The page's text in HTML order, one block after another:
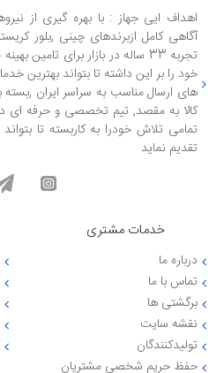
اهداف ایی جهاز : با بهره گیری از
آگاهی کامل ازبرندهای چینی ,بلور
تجربه 33 ساله در بازار برای
خود را بر این داشته تا بتواند بهترین
های ارسال مناسب به سراسر ایران
کالا به مقصد, تیم تخصصی و حرفه ای
تمامی تلاش خودرا به کاربسته تا
تقدیم نماید
خدمات مشتری
درباره ما
تماس با ما
برگشتی ها
نقشه سایت
تولیدکنندگان
حفظ حریم شخصی مشتریان